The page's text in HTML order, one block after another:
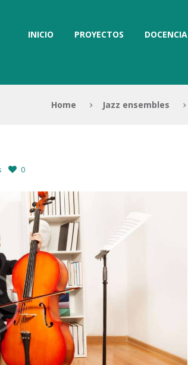
INICIO PROYECTOS DOCENCIA
Home Jazz ensembles
0